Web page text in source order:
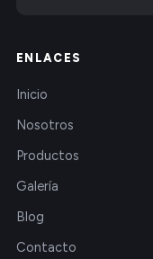
ENLACES
Inicio
Nosotros
Productos
Galería
Blog
Contacto